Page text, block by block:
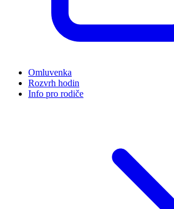
Omluvenka
Rozvrh hodin
Info pro rodiče